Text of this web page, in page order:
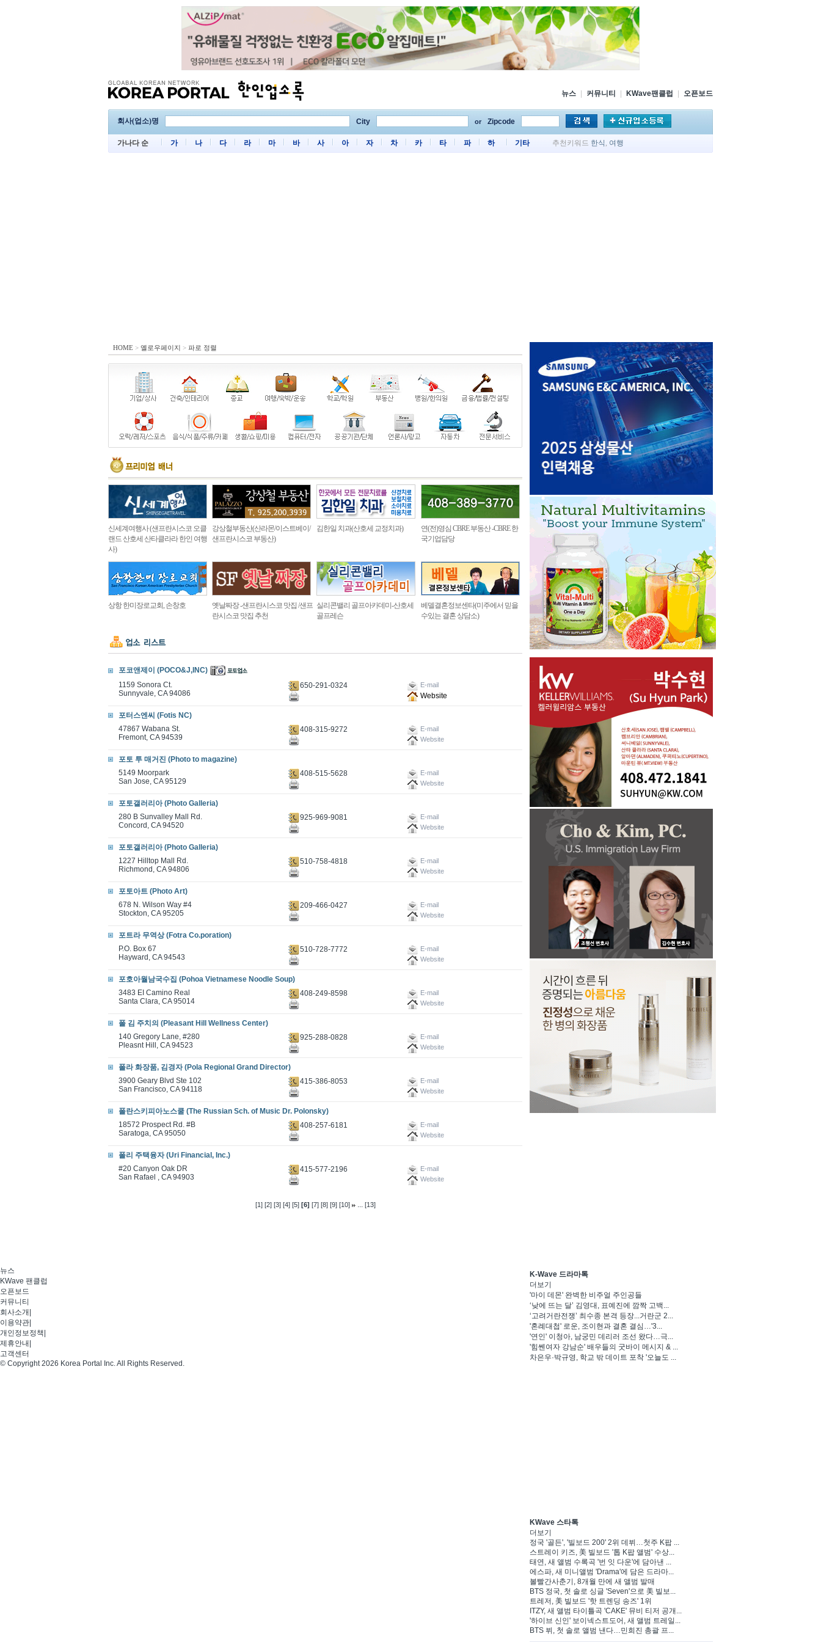
뉴스 커뮤니티 KWave팬클럽 오픈보드
회사(업소)명 City or Zipcode
가나다 순 가 나 다 라 마 바 사 아 자 차 카 타 파 하 기타 추천키워드 한식 , 여행
HOME > 옐로우페이지 > 파로 정렬
신세계여행사 (샌프란시스코 오클
랜드 산호세 산타클라라 한인 여행
사)
강상철부동산(산라몬/이스트베이/
샌프란시스코 부동산)
김한일 치과(산호세 교정치과)
연(전)영심 CBRE 부동산 -CBRE 한
국기업담당
상항 한미장로교회, 손창호
옛날짜장 -샌프란시스코 맛집 /샌프
란시스코 맛집 추천
실리콘밸리 골프아카데미-산호세
골프레슨
베델결혼정보센타(미주에서 믿을
수있는 결혼 상담소)
포코앤제이 (POCO&J,INC)
1159 Sonora Ct.
Sunnyvale, CA 94086
650-291-0324 E-mail
Website
포터스엔씨 (Fotis NC)
47867 Wabana St.
Fremont, CA 94539
408-315-9272
E-mail
Website
포토 투 매거진 (Photo to magazine)
5149 Moorpark
San Jose, CA 95129
408-515-5628
E-mail
Website
포토갤러리아 (Photo Galleria)
280 B Sunvalley Mall Rd.
Concord, CA 94520
925-969-9081
E-mail
Website
포토갤러리아 (Photo Galleria)
1227 Hilltop Mall Rd.
Richmond, CA 94806
510-758-4818
E-mail
Website
포토아트 (Photo Art)
678 N. Wilson Way #4
Stockton, CA 95205
209-466-0427
E-mail
Website
포트라 무역상 (Fotra Co.poration)
P.O. Box 67
Hayward, CA 94543
510-728-7772
E-mail
Website
포호아월남국수집 (Pohoa Vietnamese Noodle Soup)
3483 EI Camino Real
Santa Clara, CA 95014
408-249-8598
E-mail
Website
폴 김 주치의 (Pleasant Hill Wellness Center)
140 Gregory Lane, #280
Pleasnt Hill, CA 94523
925-288-0828
E-mail
Website
폴라 화장품, 김경자 (Pola Regional Grand Director)
3900 Geary Blvd Ste 102
San Francisco, CA 94118
415-386-8053
E-mail
Website
폴란스키피아노스쿨 (The Russian Sch. of Music Dr. Polonsky)
18572 Prospect Rd. #B
Saratoga, CA 95050
408-257-6181
E-mail
Website
폴리 주택융자 (Uri Financial, Inc.)
#20 Canyon Oak DR
San Rafael , CA 94903
415-577-2196
E-mail
Website
[1] [2] [3] [4] [5] [6] [7] [8] [9] [10] ... [13]
K-Wave 드라마톡
더보기
'마이 데몬' 완벽한 비주얼 주인공들
‘낮에 뜨는 달’ 김영대, 표예진에 깜짝 고백...
‘고려거란전쟁’ 최수종 본격 등장...거란군 2...
'혼례대첩' 로운, 조이현과 결혼 결심…'3...
'연인' 이청아, 남궁민 데리러 조선 왔다…극...
'힘쎈여자 강남순' 배우들의 굿바이 메시지 & ...
차은우·박규영, 학교 밖 데이트 포착 '오늘도 ...
KWave 스타톡
더보기
정국 '골든', '빌보드 200' 2위 데뷔…첫주 K팝 ...
스트레이 키즈, 美 빌보드 '톱 K팝 앨범' 수상...
태연, 새 앨범 수록곡 '번 잇 다운'에 담아낸 ...
에스파, 새 미니앨범 'Drama'에 담은 드라마...
볼빨간사춘기, 8개월 만에 새 앨범 발매
BTS 정국, 첫 솔로 싱글 'Seven'으로 美 빌보...
트레저, 美 빌보드 '핫 트렌딩 송즈' 1위
ITZY, 새 앨범 타이틀곡 'CAKE' 뮤비 티저 공개...
'하이브 신인' 보이넥스트도어, 새 앨범 트레일...
BTS 뷔, 첫 솔로 앨범 낸다…민희진 총괄 프...
뉴스
KWave 팬클럽
오픈보드
커뮤니티
회사소개
이용약관
개인정보정책
제휴안내
고객센터
© Copyright 2026 Korea Portal Inc. All Rights Reserved.